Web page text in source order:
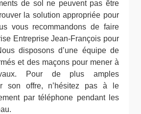
de sol ne peuvent pas être
la solution appropriée pour
vous recommandons de faire
Entreprise Jean-François pour
disposons d’une équipe de
et des maçons pour mener à
Pour de plus amples
son offre, n’hésitez pas à le
par téléphone pendant les